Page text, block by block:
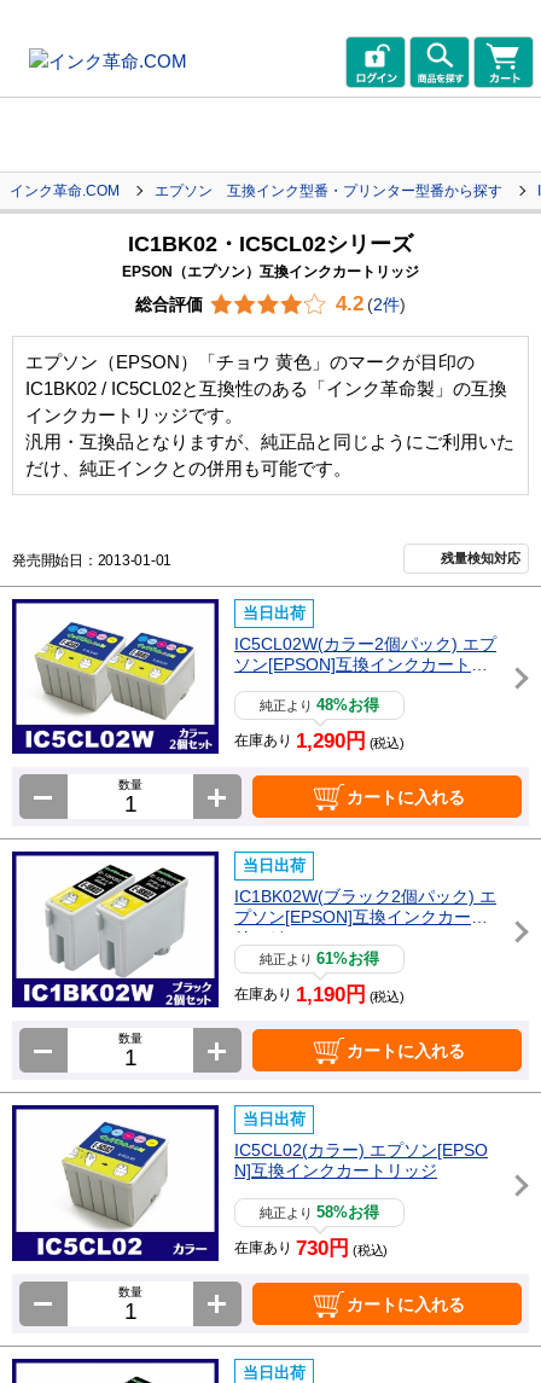
インク革命.COM エプソン 互換インク型番・プリンター型番から探す
IC1BK02・IC5CL02シリーズ
EPSON（エプソン）互換インクカートリッジ
総合評価 4.2 (2件)
エプソン（EPSON）「チョウ 黄色」のマークが目印の
IC1BK02 / IC5CL02と互換性のある「インク革命製」の互換
インクカートリッジです。
汎用・互換品となりますが、純正品と同じようにご利用いた
だけ、純正インクとの併用も可能です。
発売開始日：2013-01-01 残量検知対応
当日出荷
IC5CL02W(カラー2個パック) エプ
ソン[EPSON]互換インクカートリ
純正より48%お得
在庫あり 1,290円 (税込)
数量
カートに入れる
当日出荷
IC1BK02W(ブラック2個パック) エ
プソン[EPSON]互換インクカート
リッジ
純正より61%お得
在庫あり 1,190円 (税込)
数量
カートに入れる
当日出荷
IC5CL02(カラー) エプソン[EPSO
N]互換インクカートリッジ
純正より58%お得
在庫あり 730円 (税込)
数量
カートに入れる
当日出荷